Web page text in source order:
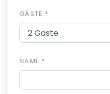
GÄSTE *
NAME *